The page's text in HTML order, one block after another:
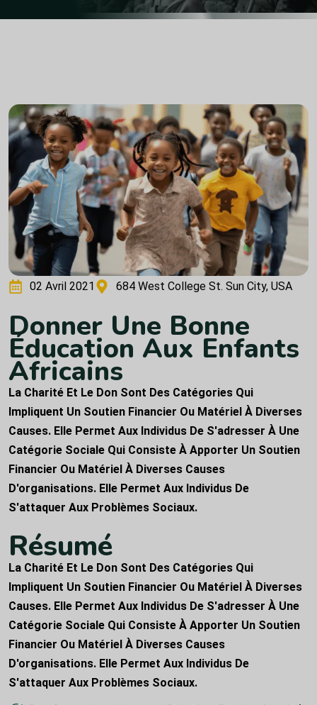
02 Avril 2021 684 West College St. Sun City, USA
Donner Une Bonne
Éducation Aux Enfants
Africains
La Charité Et Le Don Sont Des Catégories Qui
Impliquent Un Soutien Financier Ou Matériel À Diverses
Causes. Elle Permet Aux Individus De S'adresser À Une
Catégorie Sociale Qui Consiste À Apporter Un Soutien
Financier Ou Matériel À Diverses Causes
D'organisations. Elle Permet Aux Individus De
S'attaquer Aux Problèmes Sociaux.
Résumé
La Charité Et Le Don Sont Des Catégories Qui
Impliquent Un Soutien Financier Ou Matériel À Diverses
Causes. Elle Permet Aux Individus De S'adresser À Une
Catégorie Sociale Qui Consiste À Apporter Un Soutien
Financier Ou Matériel À Diverses Causes
D'organisations. Elle Permet Aux Individus De
S'attaquer Aux Problèmes Sociaux.